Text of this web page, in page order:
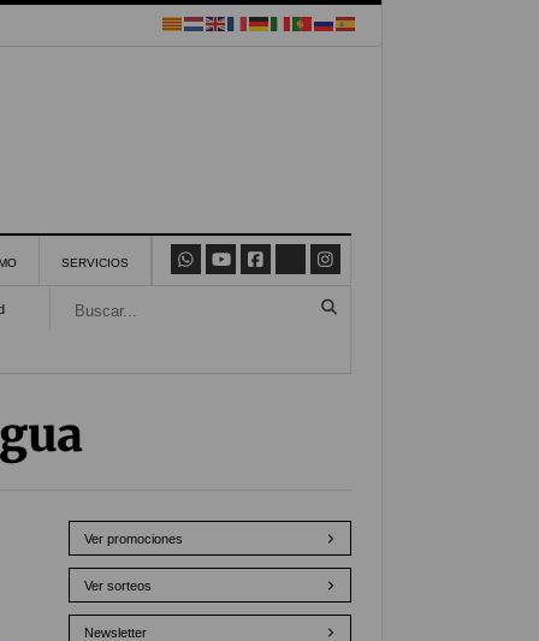
SERVICIOS
Ver promociones
Ver sorteos
Newsletter